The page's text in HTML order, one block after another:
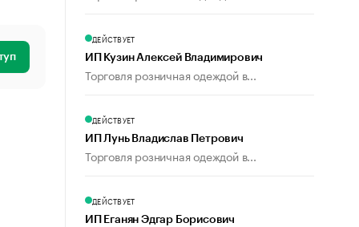
ДЕЙСТВУЕТ
ИП Кузин Алексей Владимирович
Торговля розничная одеждой в...
ДЕЙСТВУЕТ
ИП Лунь Владислав Петрович
Торговля розничная одеждой в...
ДЕЙСТВУЕТ
ИП Еганян Эдгар Борисович